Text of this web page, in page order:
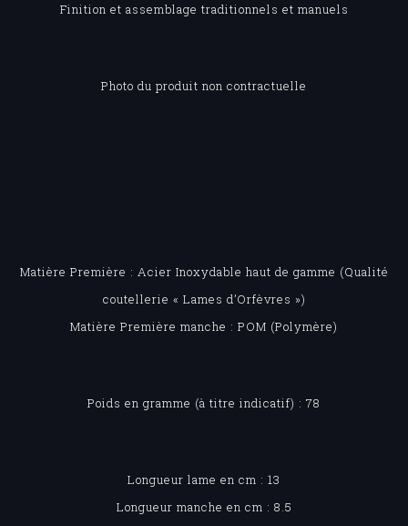
Finition et assemblage traditionnels et manuels
Photo du produit non contractuelle
Matière Première : Acier Inoxydable haut de gamme (Qualité
coutellerie « Lames d’Orfèvres »)
Matière Première manche : POM (Polymère)
Poids en gramme (à titre indicatif) : 78
Longueur lame en cm : 13
Longueur manche en cm : 8.5